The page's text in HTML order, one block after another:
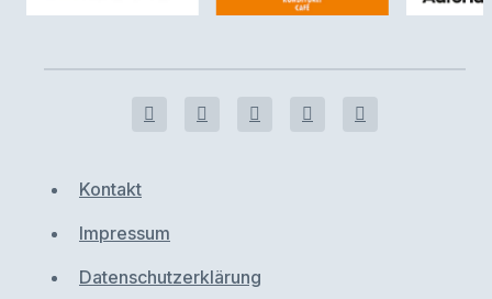
Kontakt
Impressum
Datenschutzerklärung